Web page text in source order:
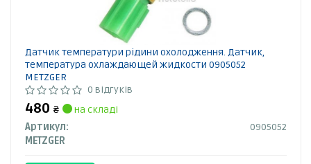
Датчик температури рідини охолодження. Датчик,
температура охлаждающей жидкости 0905052
METZGER
0 відгуків
480 ₴
на складі
Артикул:
0905052
METZGER